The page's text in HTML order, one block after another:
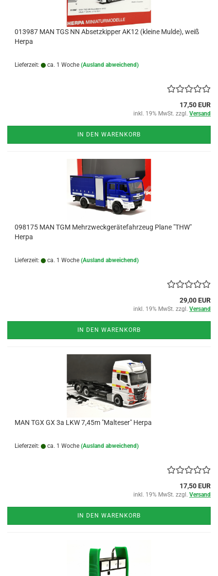
013987 MAN TGS NN Absetzkipper AK12 (kleine Mulde), weiß
Herpa
Lieferzeit: ca. 1 Woche (Ausland abweichend)
17,50 EUR
inkl. 19% MwSt. zzgl. Versand
IN DEN WARENKORB
098175 MAN TGM Mehrzweckgerätefahrzeug Plane "THW"
Herpa
Lieferzeit: ca. 1 Woche (Ausland abweichend)
29,00 EUR
inkl. 19% MwSt. zzgl. Versand
IN DEN WARENKORB
MAN TGX GX 3a LKW 7,45m "Malteser" Herpa
Lieferzeit: ca. 1 Woche (Ausland abweichend)
17,50 EUR
inkl. 19% MwSt. zzgl. Versand
IN DEN WARENKORB